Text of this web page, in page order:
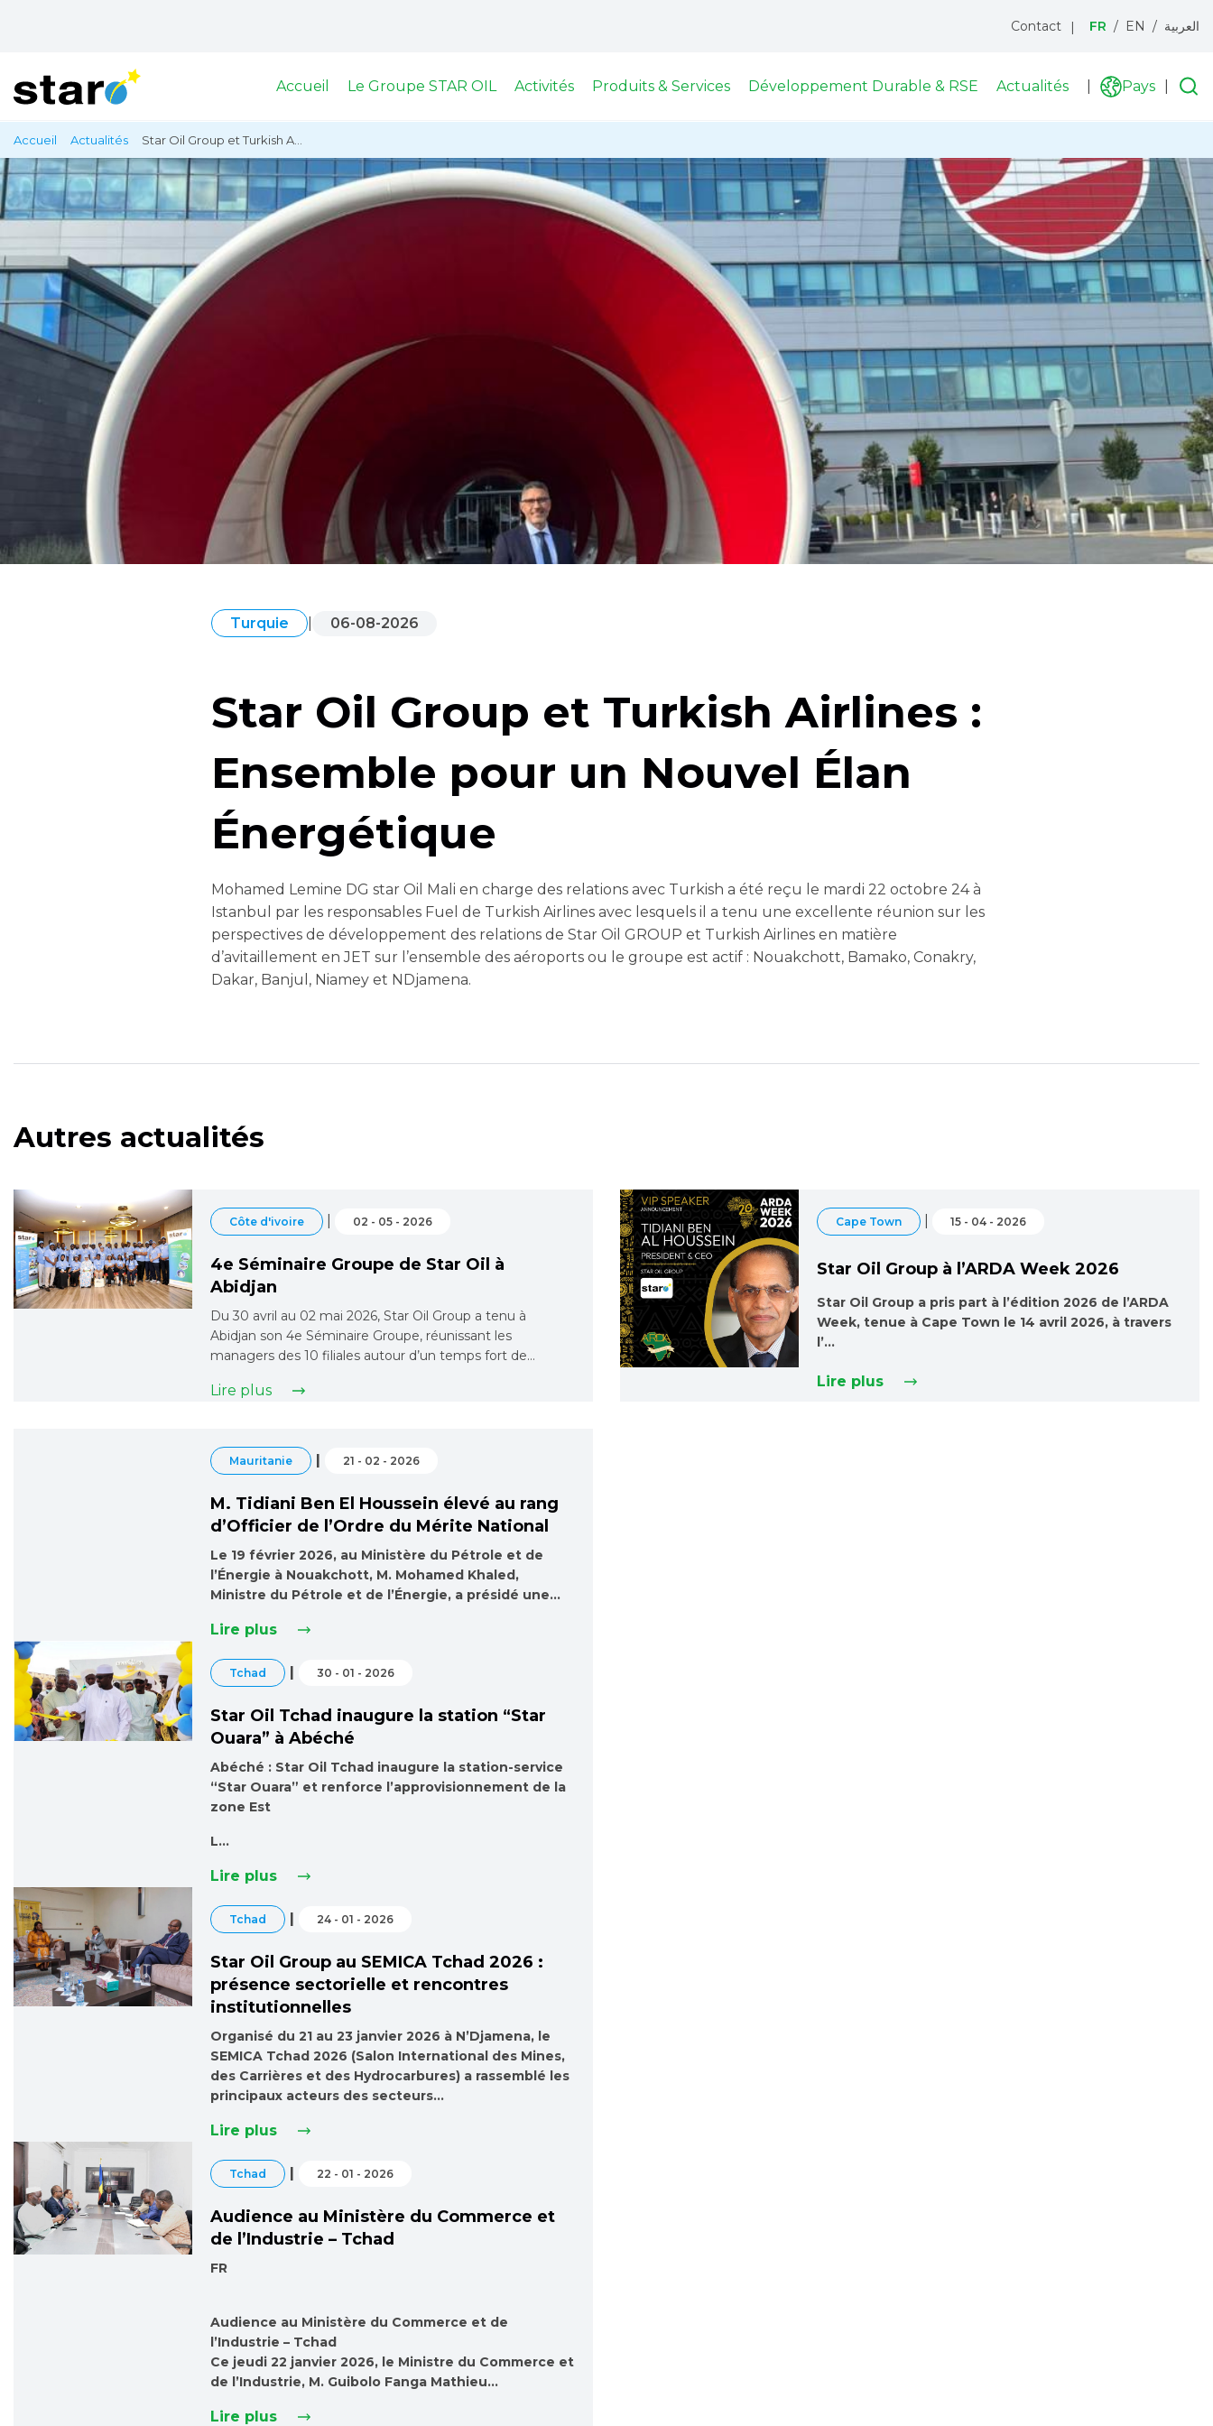
Aller
au
contenu
principal
Menu
topbar
Contact FR EN العربية
Accueil Le Groupe STAR OIL Activités Produits & Services Développement Durable & RSE Actualités
des
Pays
Recherche
Fil
d'Ariane
Accueil Actualités Star Oil Group et Turkish A...
Turquie 06-08-2026
Star Oil Group et Turkish Airlines :
Ensemble pour un Nouvel Élan
Énergétique
Mohamed Lemine DG star Oil Mali en charge des relations avec Turkish a été reçu le mardi 22 octobre 24 à
Istanbul par les responsables Fuel de Turkish Airlines avec lesquels il a tenu une excellente réunion sur les
perspectives de développement des relations de Star Oil GROUP et Turkish Airlines en matière
d’avitaillement en JET sur l’ensemble des aéroports ou le groupe est actif : Nouakchott, Bamako, Conakry,
Dakar, Banjul, Niamey et NDjamena.
Autres actualités
Côte d'ivoire | 02 - 05 - 2026
4e Séminaire Groupe de Star Oil à
Abidjan
Du 30 avril au 02 mai 2026, Star Oil Group a tenu à
Abidjan son 4e Séminaire Groupe, réunissant les
managers des 10 filiales autour d’un temps fort de…
Lire plus
Cape Town | 15 - 04 - 2026
Star Oil Group à l’ARDA Week 2026
Star Oil Group a pris part à l’édition 2026 de l’ARDA
Week, tenue à Cape Town le 14 avril 2026, à travers
l’…
Lire plus
Mauritanie | 21 - 02 - 2026
M. Tidiani Ben El Houssein élevé au rang
d’Officier de l’Ordre du Mérite National
Le 19 février 2026, au Ministère du Pétrole et de
l’Énergie à Nouakchott, M. Mohamed Khaled,
Ministre du Pétrole et de l’Énergie, a présidé une…
Lire plus
Tchad | 30 - 01 - 2026
Star Oil Tchad inaugure la station “Star
Ouara” à Abéché
Abéché : Star Oil Tchad inaugure la station-service
“Star Ouara” et renforce l’approvisionnement de la
zone Est
L…
Lire plus
Tchad | 24 - 01 - 2026
Star Oil Group au SEMICA Tchad 2026 :
présence sectorielle et rencontres
institutionnelles
Organisé du 21 au 23 janvier 2026 à N’Djamena, le
SEMICA Tchad 2026 (Salon International des Mines,
des Carrières et des Hydrocarbures) a rassemblé les
principaux acteurs des secteurs…
Lire plus
Tchad | 22 - 01 - 2026
Audience au Ministère du Commerce et
de l’Industrie – Tchad
FR
Audience au Ministère du Commerce et de
l’Industrie – Tchad
Ce jeudi 22 janvier 2026, le Ministre du Commerce et
de l’Industrie, M. Guibolo Fanga Mathieu…
Lire plus